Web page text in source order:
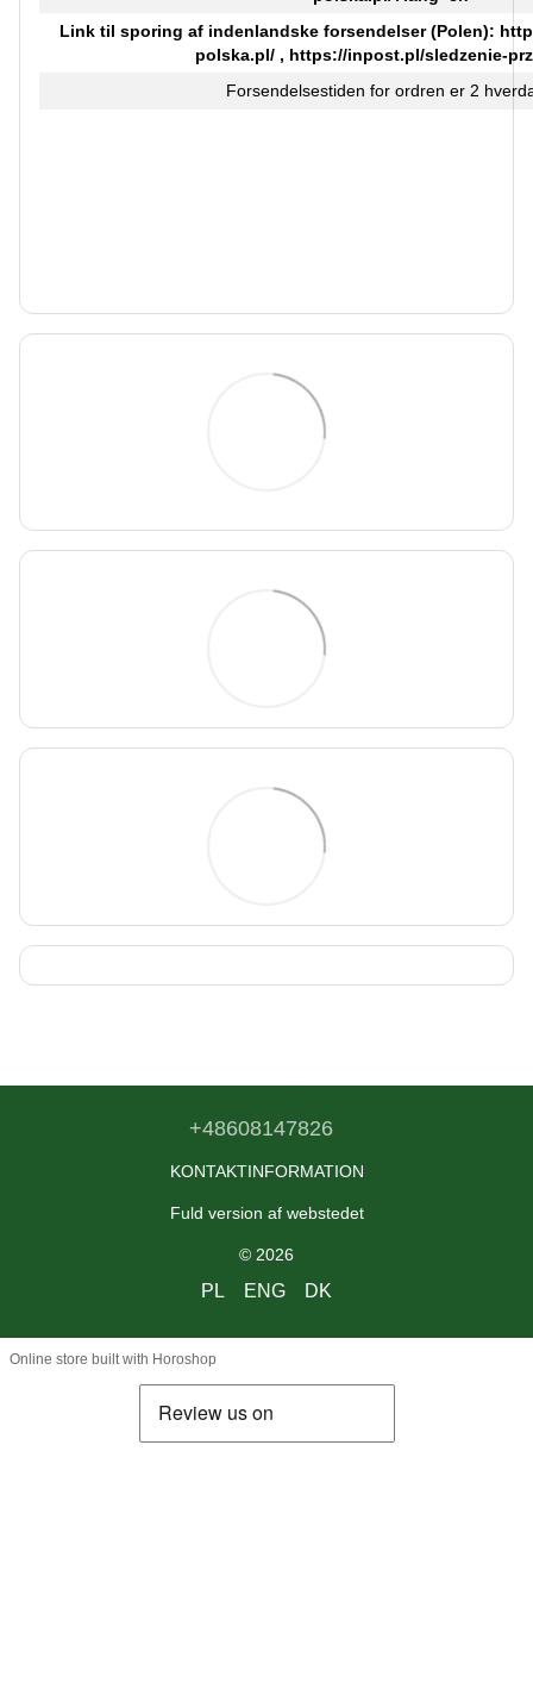
Link til sporing af indenlandske forsendelser (Polen):
polska.pl/ , https://inpost.pl/sledzenie-
Forsendelsestiden for ordren er 2
+48608147826
KONTAKTINFORMATION
Fuld version af webstedet
© 2026
PL ENG DK
Online store built with Horoshop